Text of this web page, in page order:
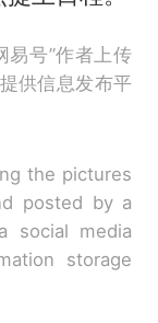
易号”作者上传
供信息发布平
the pictures
posted by a
social media
storage